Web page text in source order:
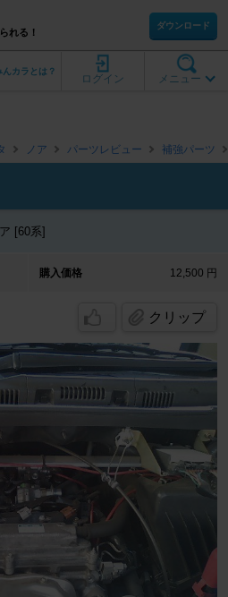
れる！
ダウンロード
メニュー
ログイン
んカラとは？
ノア パーツレビュー 補強パーツ
[60系]
購入価格 12,500 円
クリップ